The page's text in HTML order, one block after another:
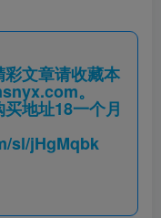
文章请收藏本
。
地址18一个月
sl/jHgMqbk